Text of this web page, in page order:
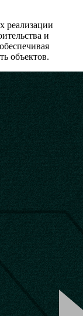
реализации
и
объектов.